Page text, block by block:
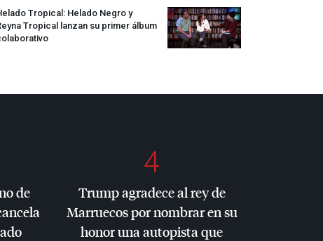
Tropical: Helado Negro y
Tropical lanzan su primer álbum
de
4
Trump agradece al rey de
Marruecos por nombrar en su
honor una autopista que